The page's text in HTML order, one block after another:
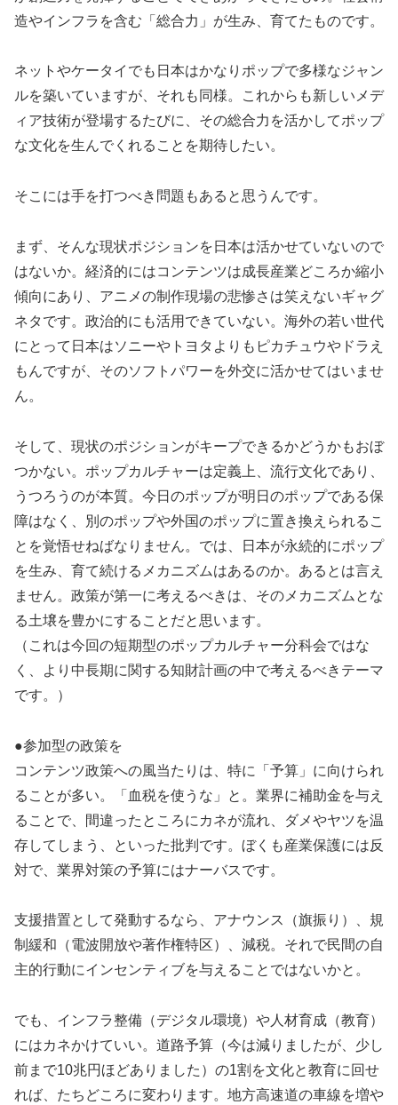
造やインフラを含む「総合力」が生み、育てたものです。
ネットやケータイでも日本はかなりポップで多様なジャン
ルを築いていますが、それも同様。これからも新しいメデ
ィア技術が登場するたびに、その総合力を活かしてポップ
な文化を生んでくれることを期待したい。
そこには手を打つべき問題もあると思うんです。
まず、そんな現状ポジションを日本は活かせていないので
はないか。経済的にはコンテンツは成長産業どころか縮小
傾向にあり、アニメの制作現場の悲惨さは笑えないギャグ
ネタです。政治的にも活用できていない。海外の若い世代
にとって日本はソニーやトヨタよりもピカチュウやドラえ
もんですが、そのソフトパワーを外交に活かせてはいませ
ん。
そして、現状のポジションがキープできるかどうかもおぼ
つかない。ポップカルチャーは定義上、流行文化であり、
うつろうのが本質。今日のポップが明日のポップである保
障はなく、別のポップや外国のポップに置き換えられるこ
とを覚悟せねばなりません。では、日本が永続的にポップ
を生み、育て続けるメカニズムはあるのか。あるとは言え
ません。政策が第一に考えるべきは、そのメカニズムとな
る土壌を豊かにすることだと思います。
（これは今回の短期型のポップカルチャー分科会ではな
く、より中長期に関する知財計画の中で考えるべきテーマ
です。）
●参加型の政策を
コンテンツ政策への風当たりは、特に「予算」に向けられ
ることが多い。「血税を使うな」と。業界に補助金を与え
ることで、間違ったところにカネが流れ、ダメやヤツを温
存してしまう、といった批判です。ぼくも産業保護には反
対で、業界対策の予算にはナーバスです。
支援措置として発動するなら、アナウンス（旗振り）、規
制緩和（電波開放や著作権特区）、減税。それで民間の自
主的行動にインセンティブを与えることではないかと。
でも、インフラ整備（デジタル環境）や人材育成（教育）
にはカネかけていい。道路予算（今は減りましたが、少し
前まで10兆円ほどありました）の1割を文化と教育に回せ
れば、たちどころに変わります。地方高速道の車線を増や